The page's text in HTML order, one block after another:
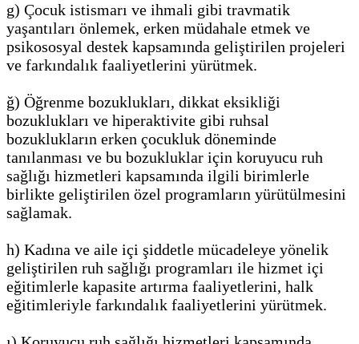
g) Çocuk istismarı ve ihmali gibi travmatik
yaşantıları önlemek, erken müdahale etmek ve
psikososyal destek kapsamında geliştirilen projeleri
ve farkındalık faaliyetlerini yürütmek.
ğ) Öğrenme bozuklukları, dikkat eksikliği
bozuklukları ve hiperaktivite gibi ruhsal
bozuklukların erken çocukluk döneminde
tanılanması ve bu bozukluklar için koruyucu ruh
sağlığı hizmetleri kapsamında ilgili birimlerle
birlikte geliştirilen özel programların yürütülmesini
sağlamak.
h) Kadına ve aile içi şiddetle mücadeleye yönelik
geliştirilen ruh sağlığı programları ile hizmet içi
eğitimlerle kapasite artırma faaliyetlerini, halk
eğitimleriyle farkındalık faaliyetlerini yürütmek.